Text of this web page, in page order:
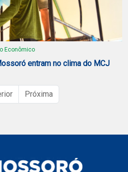
Econômico
entram no clima do MCJ
Próxima